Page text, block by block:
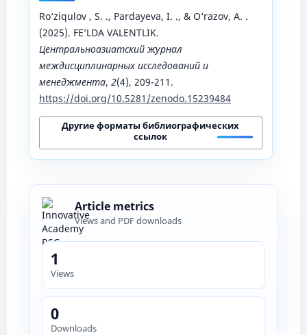
Ro‘ziqulov , S. ., Pardayeva, I. ., & O‘razov, A. .
(2025). FE’LDA VALENTLIK.
Центральноазиатский журнал
междисциплинарных исследований и
менеджмента, 2(4), 209-211.
https://doi.org/10.5281/zenodo.15239484
Другие форматы библиографических
ссылок
Article metrics
Views and PDF downloads
1
Views
0
Downloads